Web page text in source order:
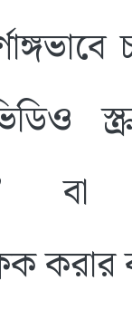
বা
করার